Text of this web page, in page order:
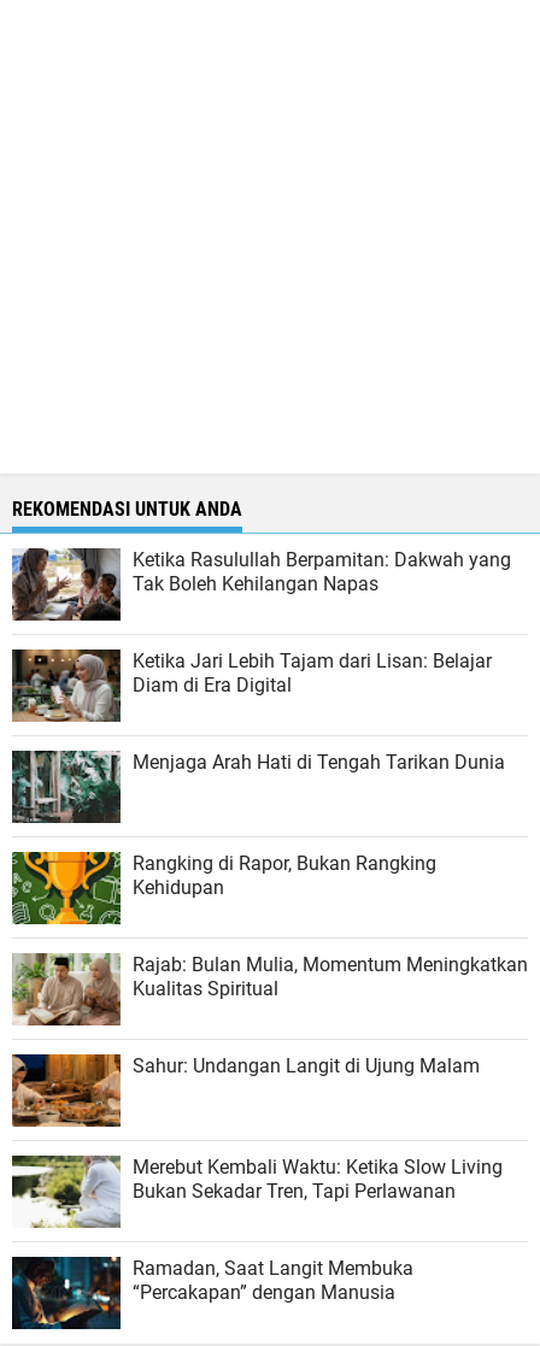
REKOMENDASI UNTUK ANDA
Ketika Rasulullah Berpamitan: Dakwah yang
Tak Boleh Kehilangan Napas
Ketika Jari Lebih Tajam dari Lisan: Belajar
Diam di Era Digital
Menjaga Arah Hati di Tengah Tarikan Dunia
Rangking di Rapor, Bukan Rangking
Kehidupan
Rajab: Bulan Mulia, Momentum Meningkatkan
Kualitas Spiritual
Sahur: Undangan Langit di Ujung Malam
Merebut Kembali Waktu: Ketika Slow Living
Bukan Sekadar Tren, Tapi Perlawanan
Ramadan, Saat Langit Membuka
“Percakapan” dengan Manusia